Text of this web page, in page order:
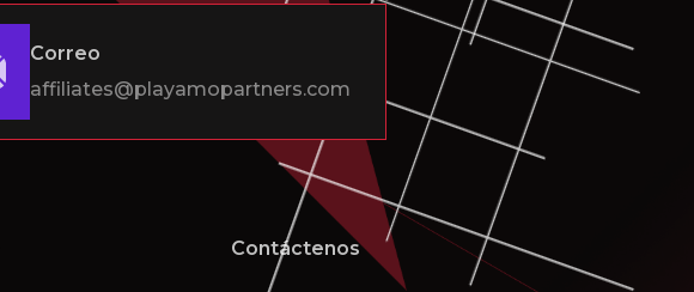
Correo
affiliates@playamopartners.com
Contáctenos